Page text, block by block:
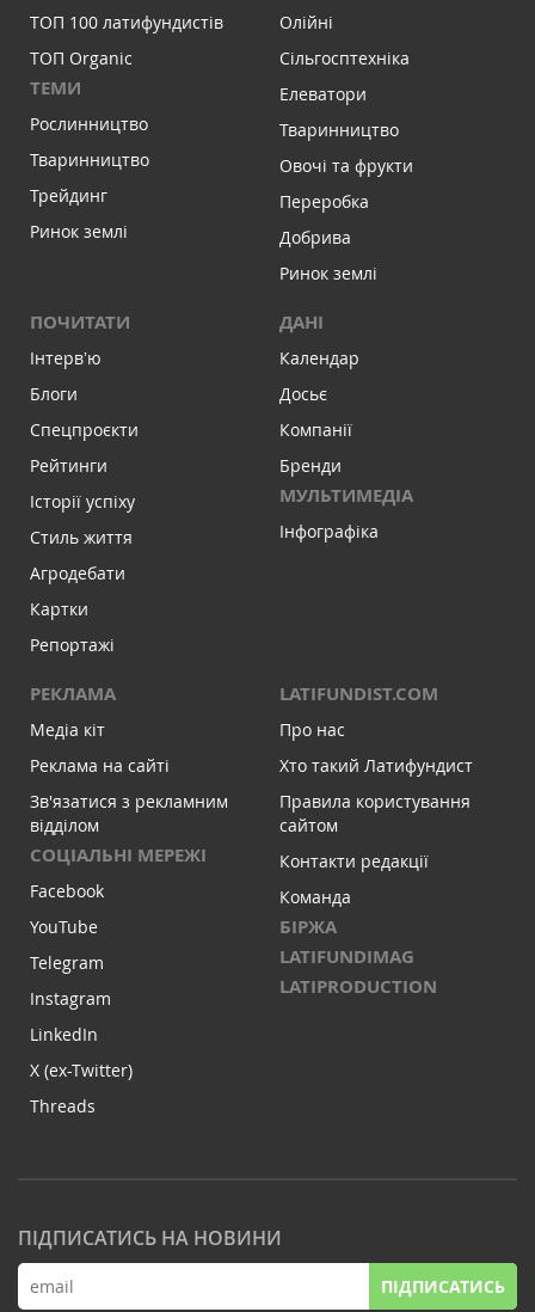
ТОП 100 латифундистів
ТОП Organic
ТЕМИ
Рослинництво
Тваринництво
Трейдинг
Ринок землі
Олійні
Сільгосптехніка
Елеватори
Тваринництво
Овочі та фрукти
Переробка
Добрива
Ринок землі
ПОЧИТАТИ
Інтервʼю
Блоги
Спецпроєкти
Рейтинги
Історії успіху
Стиль життя
Агродебати
Картки
Репортажі
ДАНІ
Календар
Досьє
Компанії
Бренди
МУЛЬТИМЕДІА
Інфографіка
РЕКЛАМА
Медіа кіт
Реклама на сайті
Зв'язатися з рекламним
відділом
СОЦІАЛЬНІ МЕРЕЖІ
Facebook
YouTube
Telegram
Instagram
LinkedIn
X (ex-Twitter)
Threads
LATIFUNDIST.COM
Про нас
Хто такий Латифундист
Правила користування
сайтом
Контакти редакції
Команда
БІРЖА
LATIFUNDIMAG
LATIPRODUCTION
ПІДПИСАТИСЬ НА НОВИНИ
ПІДПИСАТИСЬ